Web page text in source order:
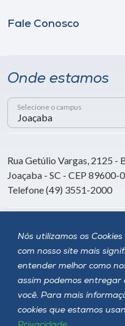
Nós utilizamos os
com nosso site mais
entender melhor como
assim podemos
você. Para mais
cookies que estamos
Fale Conosco
Onde estamos
Selecione o campus
Rua Getúlio Vargas, 2125 -
Joaçaba - SC - CEP 89600-
Telefone (49) 3551-2000
Siga a Unoesc